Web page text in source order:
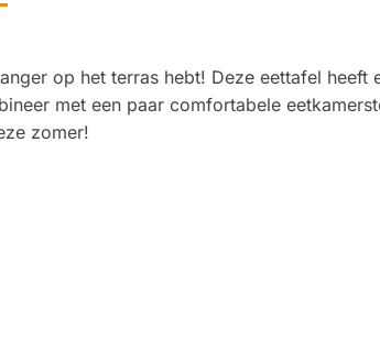
op het terras hebt! Deze eettafel heeft
met een paar comfortabele
zomer!